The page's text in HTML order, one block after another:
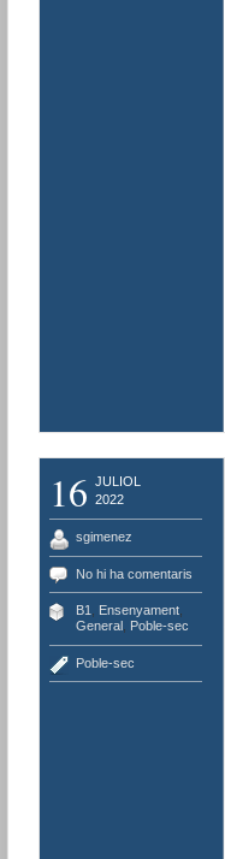
16 JULIOL
2022
sgimenez
No hi ha comentaris
B1 Ensenyament,
General
Poble-sec
Poble-sec